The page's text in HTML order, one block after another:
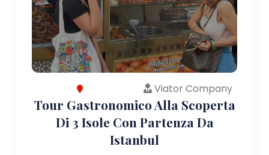
Viator Company
Tour Gastronomico Alla Scoperta
Di 3 Isole Con Partenza Da
Istanbul